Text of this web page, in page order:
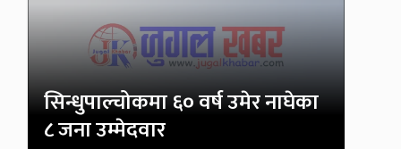
सिन्धुपाल्चोकमा ६० वर्ष उमेर नाघेका
८ जना उम्मेदवार